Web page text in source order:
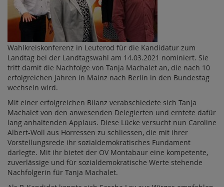
Wahlkreiskonferenz in Leuterod für die Kandidatur zum
Landtag bei der Landtagswahl am 14.03.2021 nominiert. Sie
tritt damit die Nachfolge von Tanja Machalet an, die nach 10
erfolgreichen Jahren in Mainz nach Berlin in den Bundestag
wechseln wird.
Mit einer erfolgreichen Bilanz verabschiedete sich Tanja
Machalet von den anwesenden Delegierten und erntete dafür
lang anhaltenden Applaus. Diese Lücke versucht nun Caroline
Albert-Woll aus Horressen zu schliessen, die mit ihrer
Vorstellungsrede ihr sozialdemokratisches Fundament
darlegte. Mit ihr bietet der OV Montabaur eine kompetente,
zuverlässige und für sozialdemokratische Werte stehende
Nachfolgerin für Tanja Machalet.